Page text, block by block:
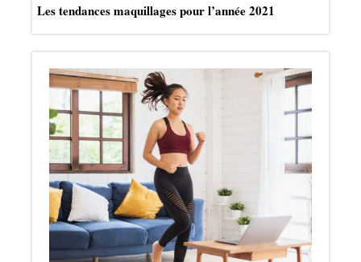
Les tendances maquillages pour l’année 2021